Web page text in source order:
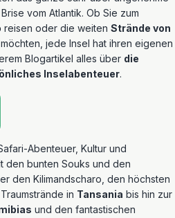
vom Atlantik. Ob Sie zum
reisen oder die weiten Strände von
jede Insel hat ihren eigenen
Blogartikel alles über die
Inselabenteuer.
Abenteuer, Kultur und
den bunten Souks und den
den Kilimandscharo, den höchsten
Traumstrände in Tansania bis hin zur
und den fantastischen